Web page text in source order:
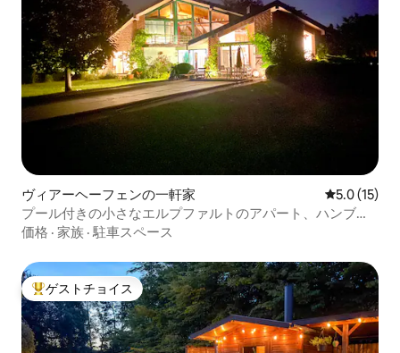
ヴィアーヘーフェンの一軒家 レビュー15
5.0 (15)
プール付きの小さなエルプファルトのアパート、ハンブル
クの前
価格 · 家族 · 駐車スペース
大好評のゲストチョイスです。
ゲストチョイス